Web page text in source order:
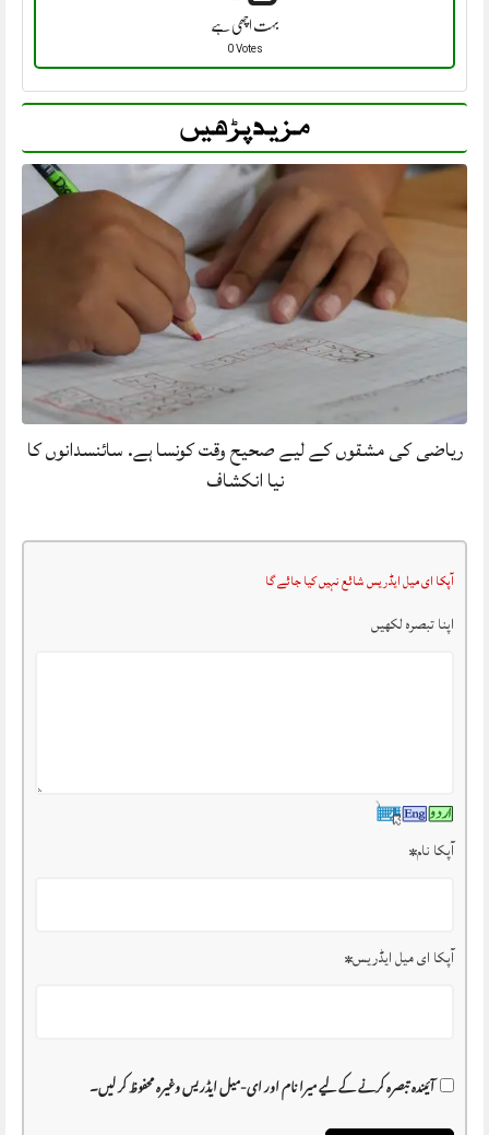
بہت اچھی ہے
0 Votes
مزید پڑھیں
ریاضی کی مشقوں کے لیے صحیح وقت کونسا ہے. سائنسدانوں کا
نیا انکشاف
آپکا ای میل ایڈریس شائع نہیں کیا جائے گا
اپنا تبصرہ لکھیں
آپکا نام*
آپکا ای میل ایڈریس*
آئیندہ تبصرہ کرنے کے لیے میرا نام اور ای-میل ایڈریس وغیرہ محفوظ کر لیں۔